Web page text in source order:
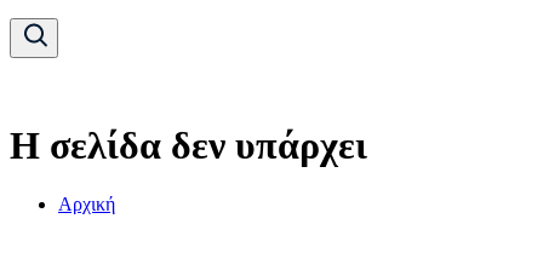
Η σελίδα δεν υπάρχει
Αρχική